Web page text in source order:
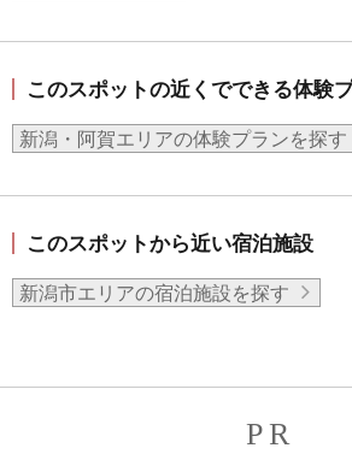
このスポットの近くでできる体験
新潟・阿賀エリアの体験プランを探す
このスポットから近い宿泊施設
新潟市エリアの宿泊施設を探す
PR